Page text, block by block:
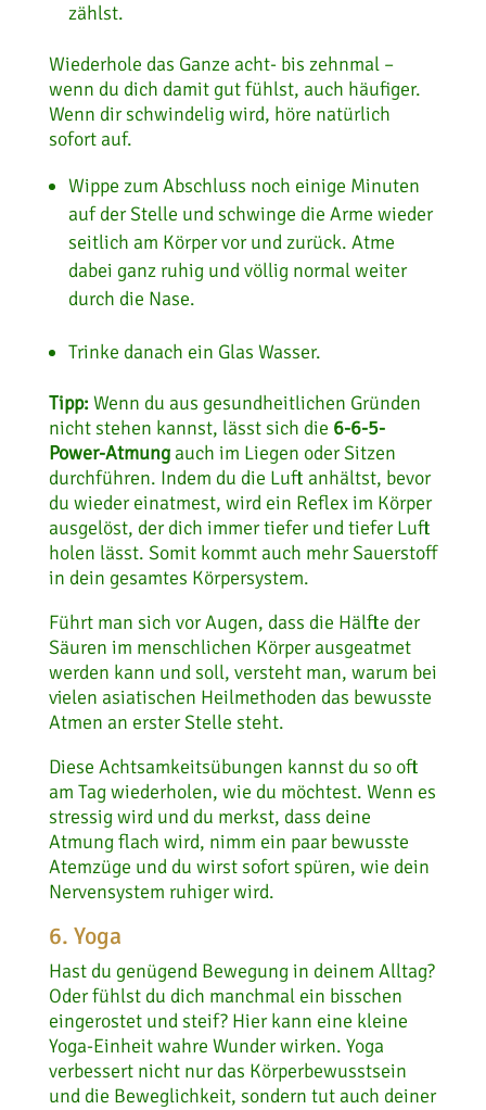
zählst.
Wiederhole das Ganze acht- bis zehnmal –
wenn du dich damit gut fühlst, auch häufiger.
Wenn dir schwindelig wird, höre natürlich
sofort auf.
Wippe zum Abschluss noch einige Minuten
auf der Stelle und schwinge die Arme wieder
seitlich am Körper vor und zurück. Atme
dabei ganz ruhig und völlig normal weiter
durch die Nase.
Trinke danach ein Glas Wasser.
Tipp: Wenn du aus gesundheitlichen Gründen
nicht stehen kannst, lässt sich die 6-6-5-
Power-Atmung auch im Liegen oder Sitzen
durchführen. Indem du die Luft anhältst, bevor
du wieder einatmest, wird ein Reflex im Körper
ausgelöst, der dich immer tiefer und tiefer Luft
holen lässt. Somit kommt auch mehr Sauerstoff
in dein gesamtes Körpersystem.
Führt man sich vor Augen, dass die Hälfte der
Säuren im menschlichen Körper ausgeatmet
werden kann und soll, versteht man, warum bei
vielen asiatischen Heilmethoden das bewusste
Atmen an erster Stelle steht.
Diese Achtsamkeitsübungen kannst du so oft
am Tag wiederholen, wie du möchtest. Wenn es
stressig wird und du merkst, dass deine
Atmung flach wird, nimm ein paar bewusste
Atemzüge und du wirst sofort spüren, wie dein
Nervensystem ruhiger wird.
6. Yoga
Hast du genügend Bewegung in deinem Alltag?
Oder fühlst du dich manchmal ein bisschen
eingerostet und steif? Hier kann eine kleine
Yoga-Einheit wahre Wunder wirken. Yoga
verbessert nicht nur das Körperbewusstsein
und die Beweglichkeit, sondern tut auch deiner